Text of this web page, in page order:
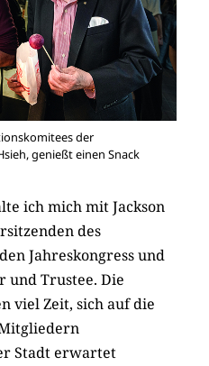
der
genießt einen Snack
ich mich mit Jackson
des
Jahreskongress und
und Trustee. Die
viel Zeit, sich auf die
Stadt erwartet